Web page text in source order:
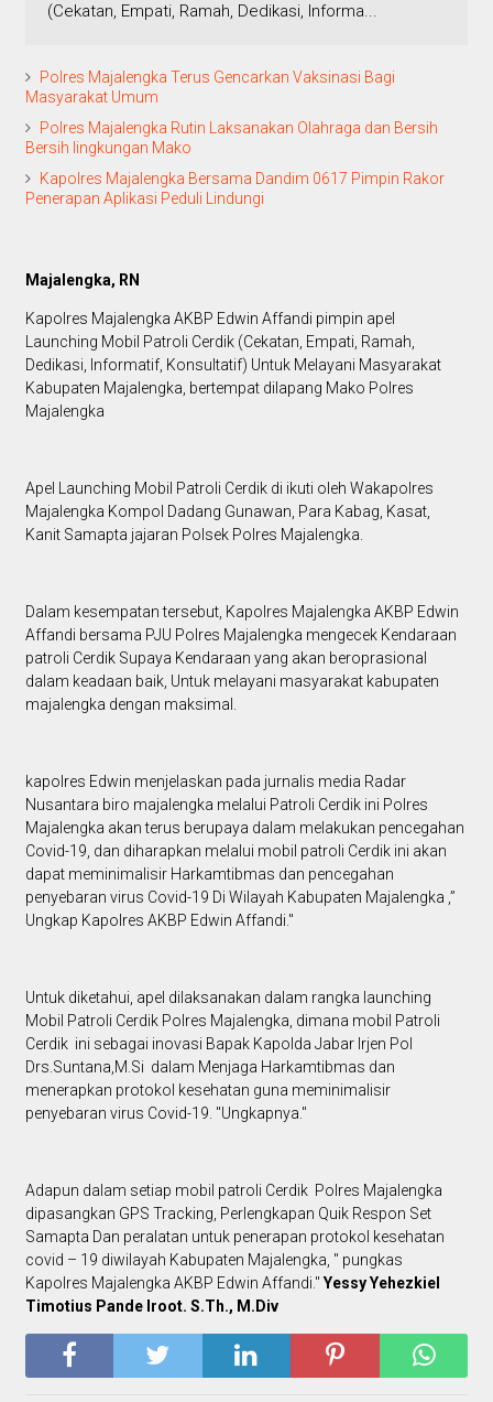
(Cekatan, Empati, Ramah, Dedikasi, Informa...
Polres Majalengka Terus Gencarkan Vaksinasi Bagi
Masyarakat Umum
Polres Majalengka Rutin Laksanakan Olahraga dan Bersih
Bersih lingkungan Mako
Kapolres Majalengka Bersama Dandim 0617 Pimpin Rakor
Penerapan Aplikasi Peduli Lindungi
Majalengka, RN
Kapolres Majalengka AKBP Edwin Affandi pimpin apel
Launching Mobil Patroli Cerdik (Cekatan, Empati, Ramah,
Dedikasi, Informatif, Konsultatif) Untuk Melayani Masyarakat
Kabupaten Majalengka, bertempat dilapang Mako Polres
Majalengka
Apel Launching Mobil Patroli Cerdik di ikuti oleh Wakapolres
Majalengka Kompol Dadang Gunawan, Para Kabag, Kasat,
Kanit Samapta jajaran Polsek Polres Majalengka.
Dalam kesempatan tersebut, Kapolres Majalengka AKBP Edwin
Affandi bersama PJU Polres Majalengka mengecek Kendaraan
patroli Cerdik Supaya Kendaraan yang akan beroprasional
dalam keadaan baik, Untuk melayani masyarakat kabupaten
majalengka dengan maksimal.
kapolres Edwin menjelaskan pada jurnalis media Radar
Nusantara biro majalengka melalui Patroli Cerdik ini Polres
Majalengka akan terus berupaya dalam melakukan pencegahan
Covid-19, dan diharapkan melalui mobil patroli Cerdik ini akan
dapat meminimalisir Harkamtibmas dan pencegahan
penyebaran virus Covid-19 Di Wilayah Kabupaten Majalengka ,”
Ungkap Kapolres AKBP Edwin Affandi."
Untuk diketahui, apel dilaksanakan dalam rangka launching
Mobil Patroli Cerdik Polres Majalengka, dimana mobil Patroli
Cerdik ini sebagai inovasi Bapak Kapolda Jabar Irjen Pol
Drs.Suntana,M.Si dalam Menjaga Harkamtibmas dan
menerapkan protokol kesehatan guna meminimalisir
penyebaran virus Covid-19. "Ungkapnya."
Adapun dalam setiap mobil patroli Cerdik Polres Majalengka
dipasangkan GPS Tracking, Perlengkapan Quik Respon Set
Samapta Dan peralatan untuk penerapan protokol kesehatan
covid – 19 diwilayah Kabupaten Majalengka, " pungkas
Kapolres Majalengka AKBP Edwin Affandi." Yessy Yehezkiel
Timotius Pande Iroot. S.Th., M.Div